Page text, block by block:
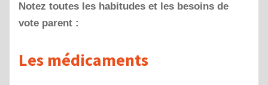
Notez toutes les habitudes et les besoins de
vote parent :
Les médicaments